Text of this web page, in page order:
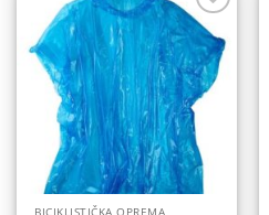
Dodaj
na
listu
želja
BICIKLISTIČKA OPREMA